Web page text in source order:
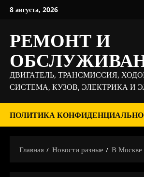
Перейти
8 августа, 2026
РЕМОНТ И
ДВИГАТЕЛЬ, ТРАНСМИССИЯ,
СИСТЕМА, КУЗОВ, ЭЛЕКТРИКА И
ПОЛИТИКА
Главная Новости разные В Москве